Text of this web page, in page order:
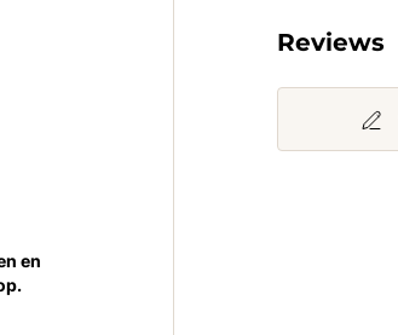
en
Reviews